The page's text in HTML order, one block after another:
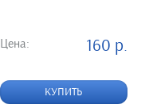
Цена: 160 р.
КУПИТЬ